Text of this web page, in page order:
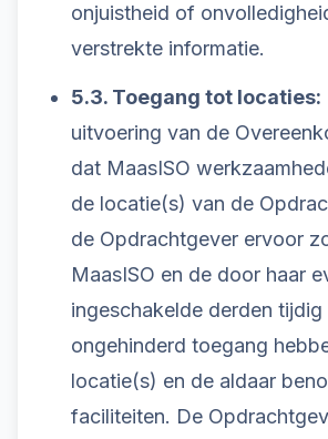
onjuistheid of
verstrekte informatie.
5.3. Toegang tot locaties:
uitvoering van de
dat MaasISO
de locatie(s) van de
de Opdrachtgever ervoor
MaasISO en de door haar
ingeschakelde derden tijdig
ongehinderd toegang
locatie(s) en de aldaar
faciliteiten. De